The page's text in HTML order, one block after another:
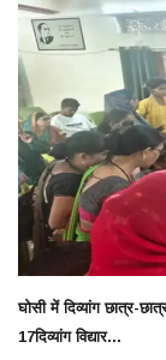
घोसी में दिव्यांग
17दिव्यांग विद्यार...